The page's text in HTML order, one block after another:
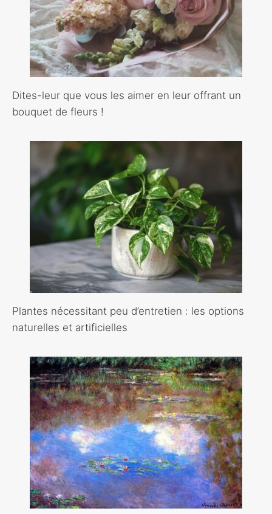
Dites-leur que vous les aimer en leur offrant un
bouquet de fleurs !
Plantes nécessitant peu d’entretien : les options
naturelles et artificielles